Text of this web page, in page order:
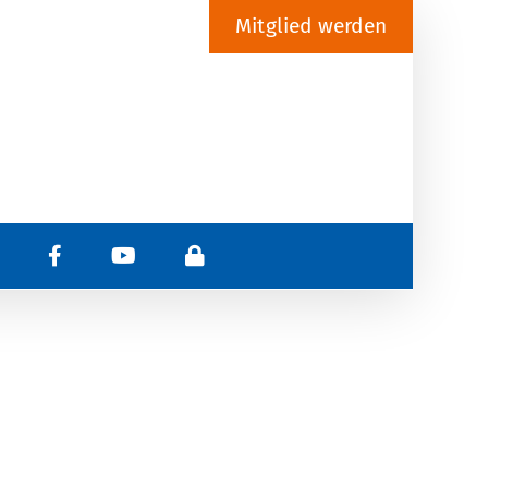
Mitglied werden